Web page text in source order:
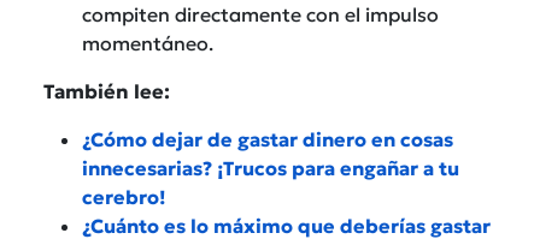
compiten directamente con el impulso
momentáneo.
También lee:
¿Cómo dejar de gastar dinero en cosas
innecesarias? ¡Trucos para engañar a tu
cerebro!
¿Cuánto es lo máximo que deberías gastar